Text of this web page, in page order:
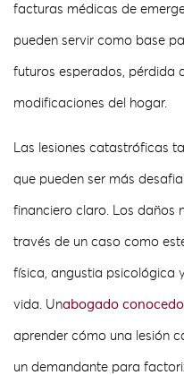
facturas médicas de
pueden servir como base
futuros esperados, pérdida
modificaciones del hogar.
Las lesiones catastróficas
que pueden ser más
financiero claro. Los daños
través de un caso como
física, angustia psicológica
vida. Unabogado
aprender cómo una lesión
un demandante para